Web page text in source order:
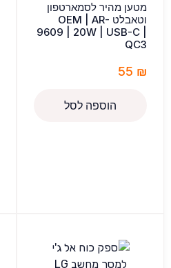
מטען מהיר לסמארטפון
וטאבלט OEM | AR-
9609 | 20W | USB-C |
QC3
55 ₪
הוספה לסל